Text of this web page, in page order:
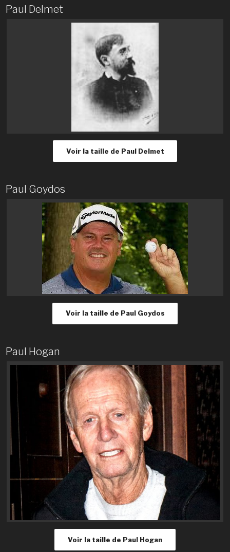
Paul Delmet
Voir la taille de Paul Delmet
Paul Goydos
Voir la taille de Paul Goydos
Paul Hogan
Voir la taille de Paul Hogan